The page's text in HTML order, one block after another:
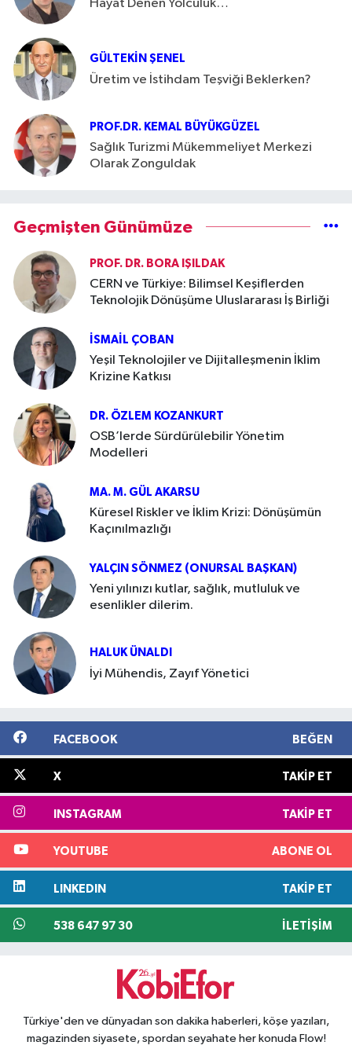
Hayat Denen Yolculuk…
GÜLTEKIN ŞENEL
Üretim ve İstihdam Teşviği Beklerken?
PROF.DR. KEMAL BÜYÜKGÜZEL
Sağlık Turizmi Mükemmeliyet Merkezi
Olarak Zonguldak
Geçmişten Günümüze
PROF. DR. BORA IŞILDAK
CERN ve Türkiye: Bilimsel Keşiflerden
Teknolojik Dönüşüme Uluslararası İş Birliği
İSMAIL ÇOBAN
Yeşil Teknolojiler ve Dijitalleşmenin İklim
Krizine Katkısı
DR. ÖZLEM KOZANKURT
OSB’lerde Sürdürülebilir Yönetim
Modelleri
MA. M. GÜL AKARSU
Küresel Riskler ve İklim Krizi: Dönüşümün
Kaçınılmazlığı
YALÇIN SÖNMEZ (ONURSAL BAŞKAN)
Yeni yılınızı kutlar, sağlık, mutluluk ve
esenlikler dilerim.
HALUK ÜNALDI
İyi Mühendis, Zayıf Yönetici
FACEBOOK BEĞEN
X TAKIP ET
INSTAGRAM TAKIP ET
YOUTUBE ABONE OL
LINKEDIN TAKIP ET
538 647 97 30 İLETIŞIM
Türkiye'den ve dünyadan son dakika haberleri, köşe yazıları,
magazinden siyasete, spordan seyahate her konuda Flow!